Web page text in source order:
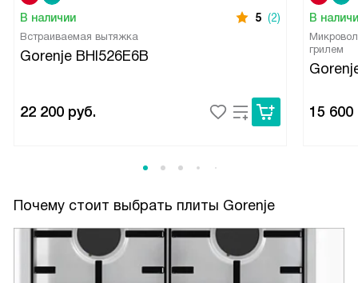
В наличии 5 (2)
Встраиваемая вытяжка
Gorenje BHI526E6B
22 200 руб.
В
грилем
15 600
Почему стоит выбрать плиты Gorenje